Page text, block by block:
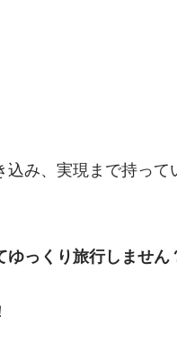
み、実現まで持って
っくり旅行しません